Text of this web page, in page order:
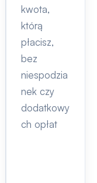
kwota,
którą
płacisz,
bez
niespodzia
nek czy
dodatkowy
ch opłat